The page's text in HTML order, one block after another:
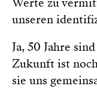
unseren
Ja, 50 Jahre
Zukunft ist
sie uns